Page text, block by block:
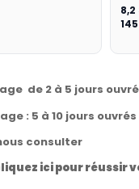
8,2
de 2 à 5 jours
: 5 à 10 jours
consulter
ici pour réussir